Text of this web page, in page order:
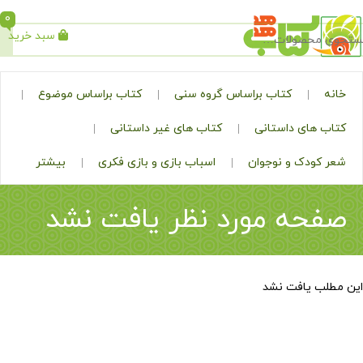
جستجو سبد خرید
0
کتاب براساس گروه سنی کتاب براساس موضوع
داستانی کتاب های غیر داستانی
و نوجوان اسباب بازی و بازی فکری بیشتر
مورد نظر یافت نشد
نشد